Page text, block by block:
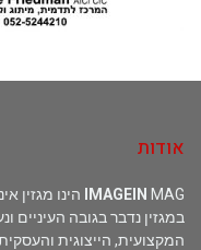
אודות
IMAGEIN MAG הינו מגזין אינטרנטי בנושא תדמית, מיתוג וקוד לבוש.
במגזין נדבר בגובה
המקצועית, הייצוגית